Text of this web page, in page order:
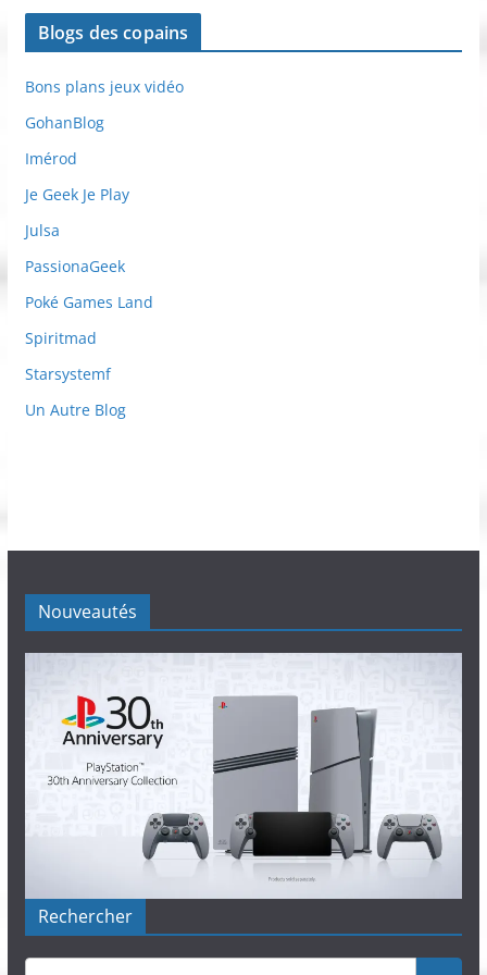
Blogs des copains
Bons plans jeux vidéo
GohanBlog
Imérod
Je Geek Je Play
Julsa
PassionaGeek
Poké Games Land
Spiritmad
Starsystemf
Un Autre Blog
Nouveautés
Rechercher